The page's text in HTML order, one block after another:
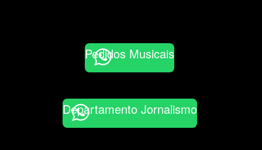
Pedidos Musicais
Departamento Jornalismo